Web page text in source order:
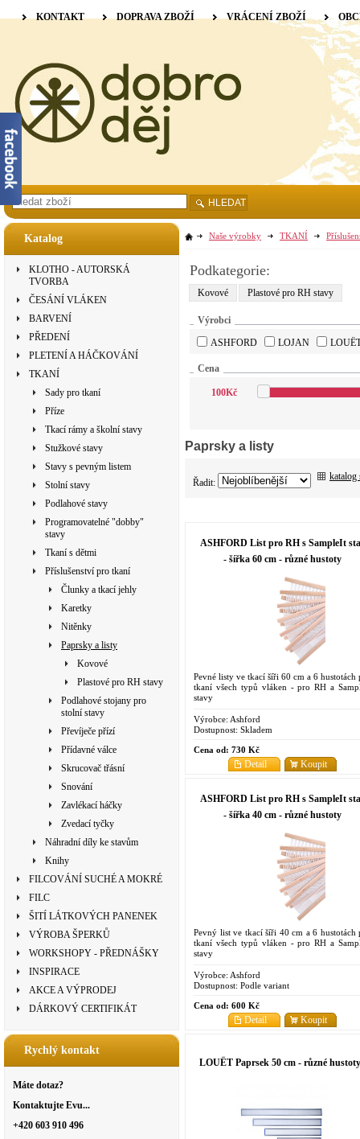
Katalog
KLOTHO - AUTORSKÁ
TVORBA
ČESÁNÍ VLÁKEN
BARVENÍ
PŘEDENÍ
PLETENÍ A HÁČKOVÁNÍ
TKANÍ
Sady pro tkaní
Příze
Tkací rámy a školní stavy
Stužkové stavy
Stavy s pevným listem
Stolní stavy
Podlahové stavy
Programovatelné "dobby"
stavy
Tkaní s dětmi
Příslušenství pro tkaní
Člunky a tkací jehly
Karetky
Nitěnky
Paprsky a listy
Kovové
Plastové pro RH stavy
Podlahové stojany pro
stolní stavy
Převíječe přízí
Přídavné válce
Skrucovač třásní
Snování
Zavlékací háčky
Zvedací tyčky
Náhradní díly ke stavům
Knihy
FILCOVÁNÍ SUCHÉ A MOKRÉ
FILC
ŠITÍ LÁTKOVÝCH PANENEK
VÝROBA ŠPERKŮ
WORKSHOPY - PŘEDNÁŠKY
INSPIRACE
AKCE A VÝPRODEJ
DÁRKOVÝ CERTIFIKÁT
Rychlý kontakt
Máte dotaz?
Kontaktujte Evu...
+420 603 910 496
Naše výrobky TKANÍ
Podkategorie:
Kovové Plastové pro RH stavy
Výrobci
ASHFORD
LOJAN
Cena
100Kč
Paprsky a listy
Řadit:
katalog
ASHFORD List pro RH s SampleIt
- šířka 60 cm - různé hustoty
Pevné listy ve tkací šíři 60 cm a 6 hustotách
tkaní všech typů vláken - pro RH a
stavy
Výrobce: Ashford
Dostupnost: Skladem
Cena od: 730 Kč
Koupit
Detail
ASHFORD List pro RH s SampleIt
- šířka 40 cm - různé hustoty
Pevný list ve tkací šíři 40 cm a 6 hustotách
tkaní všech typů vláken - pro RH a
stavy
Výrobce: Ashford
Dostupnost: Podle variant
Cena od: 600 Kč
Koupit
Detail
LOUËT Paprsek 50 cm - různé hustoty
KONTAKT DOPRAVA ZBOŽÍ VRÁCENÍ ZBOŽÍ
HLEDAT